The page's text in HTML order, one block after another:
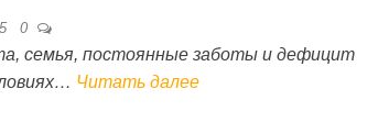
0
семья, постоянные заботы и дефицит
Читать далее